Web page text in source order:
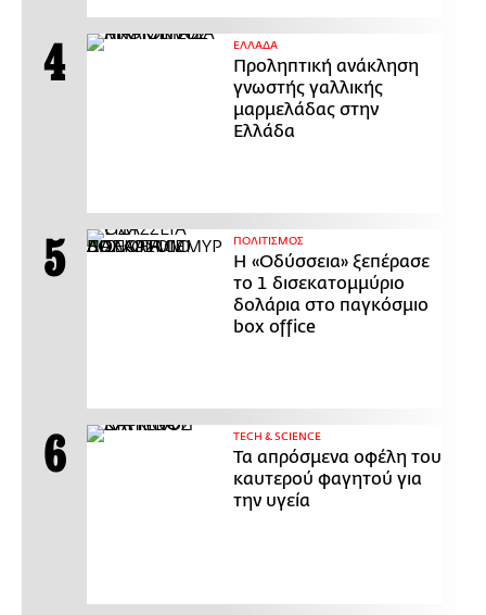
ΕΛΛΑΔΑ
Προληπτική ανάκληση
γνωστής γαλλικής
μαρμελάδας στην
Ελλάδα
ΠΟΛΙΤΙΣΜΟΣ
Η «Οδύσσεια» ξεπέρασε
το 1 δισεκατομμύριο
δολάρια στο παγκόσμιο
box office
ΤECH & SCIENCE
Τα απρόσμενα οφέλη του
καυτερού φαγητού για
την υγεία